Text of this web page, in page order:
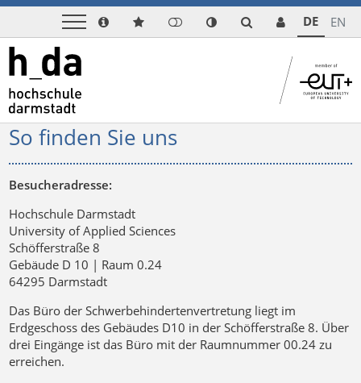
DE EN
So finden Sie uns
Besucheradresse:
Hochschule Darmstadt
University of Applied Sciences
Schöfferstraße 8
Gebäude D 10 | Raum 0.24
64295 Darmstadt
Das Büro der Schwerbehindertenvertretung liegt im
Erdgeschoss des Gebäudes D10 in der Schöfferstraße 8. Über
drei Eingänge ist das Büro mit der Raumnummer 00.24 zu
erreichen.